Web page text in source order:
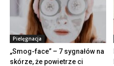
Pielęgnacja
„Smog-face” – 7 sygnałów na
skórze, że powietrze ci